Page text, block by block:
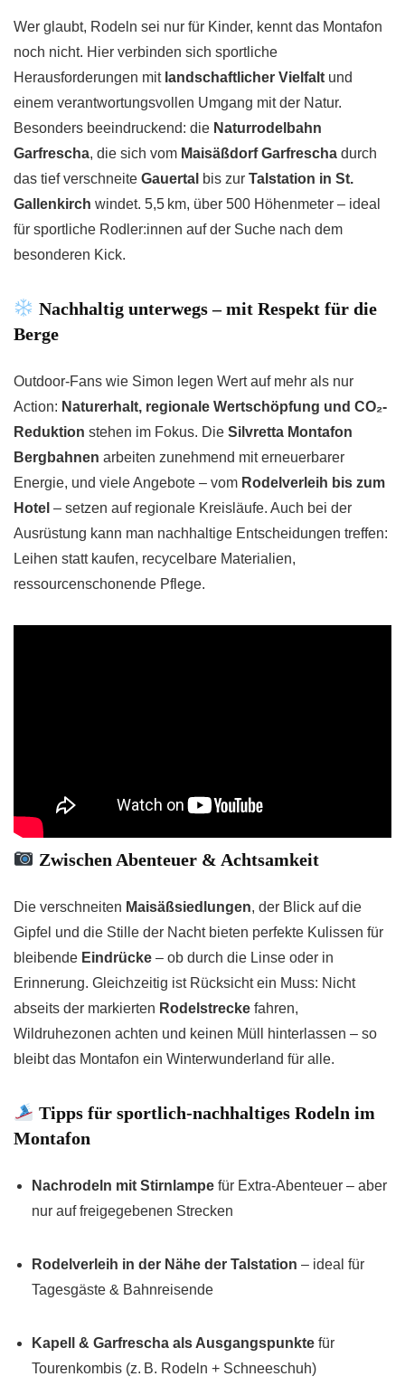
Wer glaubt, Rodeln sei nur für Kinder, kennt das Montafon
noch nicht. Hier verbinden sich sportliche
Herausforderungen mit landschaftlicher Vielfalt und
einem verantwortungsvollen Umgang mit der Natur.
Besonders beeindruckend: die Naturrodelbahn
Garfrescha, die sich vom Maisäßdorf Garfrescha durch
das tief verschneite Gauertal bis zur Talstation in St.
Gallenkirch windet. 5,5 km, über 500 Höhenmeter – ideal
für sportliche Rodler:innen auf der Suche nach dem
besonderen Kick.
Nachhaltig unterwegs – mit Respekt für die
Berge
Outdoor-Fans wie Simon legen Wert auf mehr als nur
Action: Naturerhalt, regionale Wertschöpfung und CO₂-
Reduktion stehen im Fokus. Die Silvretta Montafon
Bergbahnen arbeiten zunehmend mit erneuerbarer
Energie, und viele Angebote – vom Rodelverleih bis zum
Hotel – setzen auf regionale Kreisläufe. Auch bei der
Ausrüstung kann man nachhaltige Entscheidungen treffen:
Leihen statt kaufen, recycelbare Materialien,
ressourcenschonende Pflege.
Zwischen Abenteuer & Achtsamkeit
Die verschneiten Maisäßsiedlungen, der Blick auf die
Gipfel und die Stille der Nacht bieten perfekte Kulissen für
bleibende Eindrücke – ob durch die Linse oder in
Erinnerung. Gleichzeitig ist Rücksicht ein Muss: Nicht
abseits der markierten Rodelstrecke fahren,
Wildruhezonen achten und keinen Müll hinterlassen – so
bleibt das Montafon ein Winterwunderland für alle.
Tipps für sportlich-nachhaltiges Rodeln im
Montafon
Nachrodeln mit Stirnlampe für Extra-Abenteuer – aber
nur auf freigegebenen Strecken
Rodelverleih in der Nähe der Talstation – ideal für
Tagesgäste & Bahnreisende
Kapell & Garfrescha als Ausgangspunkte für
Tourenkombis (z. B. Rodeln + Schneeschuh)